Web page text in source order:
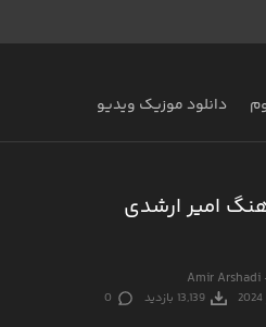
دانلود موزیک ویدیو
امیر ارشدی
Amir Arshadi
13,139 بازدید 0